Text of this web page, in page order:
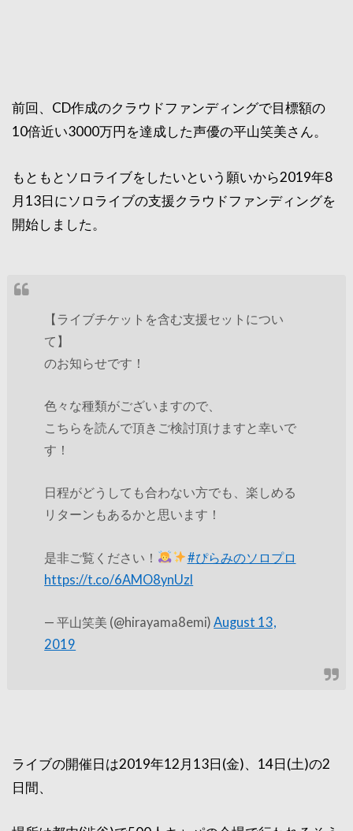
前回、CD作成のクラウドファンディングで目標額の
10倍近い3000万円を達成した声優の平山笑美さん。
もともとソロライブをしたいという願いから2019年8
月13日にソロライブの支援クラウドファンディングを
開始しました。
【ライブチケットを含む支援セットについ
て】
のお知らせです！
色々な種類がございますので、
こちらを読んで頂きご検討頂けますと幸いで
す！
日程がどうしても合わない方でも、楽しめる
リターンもあるかと思います！
是非ご覧ください！ #ぴらみのソロプロ
https://t.co/6AMO8ynUzl
— 平山笑美 (@hirayama8emi)August 13,
2019
ライブの開催日は2019年12月13日(金)、14日(土)の2
日間、